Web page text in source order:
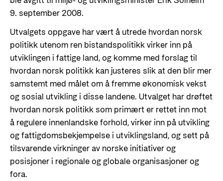
Nyttige lenker
Viktige dokumenter og lenker
Partnerfordeling
Kontakt oss
Norads Varslingstjeneste
Presse og media
Logo
Postjournal
Personvern
9. september 2008.
Utvalgets oppgave har vært å utrede hvordan norsk
politikk utenom ren bistandspolitikk virker inn på
utviklingen i fattige land, og komme med forslag til
hvordan norsk politikk kan justeres slik at den blir mer
samstemt med målet om å fremme økonomisk vekst
og sosial utvikling i disse landene. Utvalget har drøftet
hvordan norsk politikk som primært er rettet inn mot
å regulere innenlandske forhold, virker inn på utvikling
og fattigdomsbekjempelse i utviklingsland, og sett på
tilsvarende virkninger av norske initiativer og
posisjoner i regionale og globale organisasjoner og
fora.